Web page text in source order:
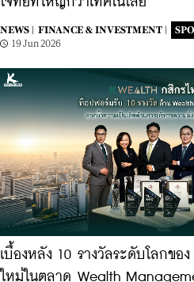
NEWS | FINANCE & INVESTMENT |
19 Jun 2026
เบื้องหลัง 10 รางวัลระดับโลกของ
ใหม่ในตลาด Wealth